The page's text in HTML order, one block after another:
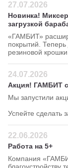
27.07.2026
Новинка!
загрузкой
«ГАМБИТ»
покрытий.
резиновой
24.07.2026
Акция! ГАМБИТ
Мы запустили
Успейте сделать
22.06.2026
Работа на 5+
Компания